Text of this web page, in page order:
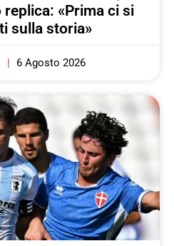
«Prima ci si
sulla storia»
6 Agosto 2026